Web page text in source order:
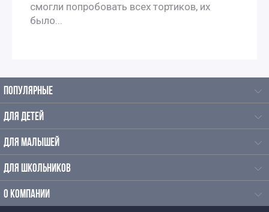
Интересные экскурсии для 5 класса в Москве
Экскурсии для школьников 7 класса в Москве
Экскурсии по москве для 9 класса
Обзорные автобусные экскурсии по Москве для
смогли попробовать всех тортиков, их
было...
ПОПУЛЯРНЫЕ
ДЛЯ ДЕТЕЙ
ДЛЯ МАЛЫШЕЙ
ДЛЯ ШКОЛЬНИКОВ
О КОМПАНИИ